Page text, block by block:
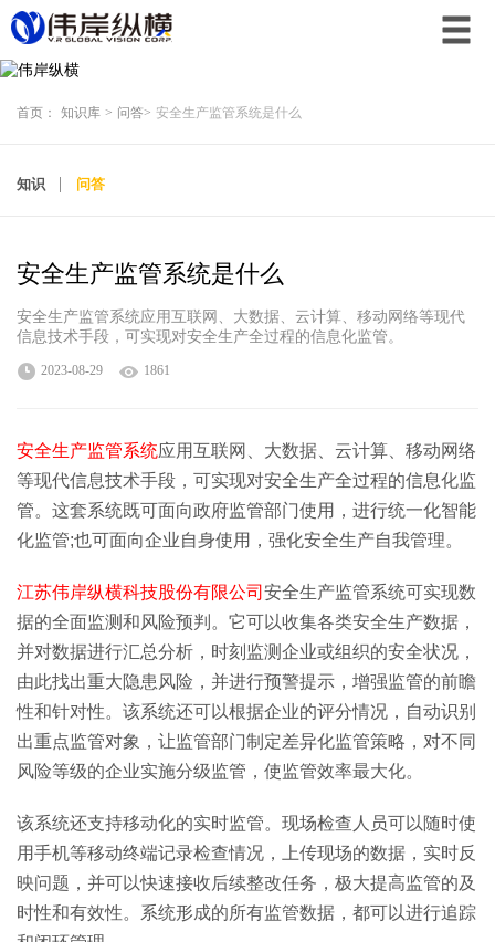
首页： 知识库 > 问答> 安全生产监管系统是什么
知识 问答
安全生产监管系统是什么
安全生产监管系统应用互联网、大数据、云计算、移动网络等现代
信息技术手段，可实现对安全生产全过程的信息化监管。
2023-08-29 1861
安全生产监管系统应用互联网、大数据、云计算、移动网络
等现代信息技术手段，可实现对安全生产全过程的信息化监
管。这套系统既可面向政府监管部门使用，进行统一化智能
化监管;也可面向企业自身使用，强化安全生产自我管理。
江苏伟岸纵横科技股份有限公司 安全生产监管系统可实现数
据的全面监测和风险预判。它可以收集各类安全生产数据，
并对数据进行汇总分析，时刻监测企业或组织的安全状况，
由此找出重大隐患风险，并进行预警提示，增强监管的前瞻
性和针对性。该系统还可以根据企业的评分情况，自动识别
出重点监管对象，让监管部门制定差异化监管策略，对不同
风险等级的企业实施分级监管，使监管效率最大化。
该系统还支持移动化的实时监管。现场检查人员可以随时使
用手机等移动终端记录检查情况，上传现场的数据，实时反
映问题，并可以快速接收后续整改任务，极大提高监管的及
时性和有效性。系统形成的所有监管数据，都可以进行追踪